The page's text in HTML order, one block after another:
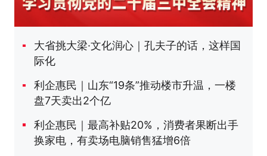
大省挑大梁·文化润心｜孔夫子的话，这样国
际化
利企惠民｜山东“19条”推动楼市升温，一楼
盘7天卖出2个亿
利企惠民｜最高补贴20%，消费者果断出手
换家电，有卖场电脑销售猛增6倍